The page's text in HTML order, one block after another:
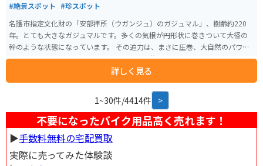
#絶景スポット #珍スポット
名護市指定文化財の「安部拝所（ウガンジュ）のガジュマル」、樹齢約220
年。とても大きなガジュマルです。多くの気根が円形状に巻きついて大径の
幹のような状態になっています。 その迫力は、まさに圧巻、大自然のパワー
を感じる素敵なスポットです。今でも毎年旧盆には、ガジュマルの樹の下で
御願行事が行われており古くから区民に慕われているガジュマルです。駐車
場がなく民家が隣接しているので、訪れる際は周りへの配慮にも気をつけた
詳しく見る
1~30件/4414件 >
不要になったバイク用品高く売れます！
▶︎手数料無料の宅配買取
実際に売ってみた体験談